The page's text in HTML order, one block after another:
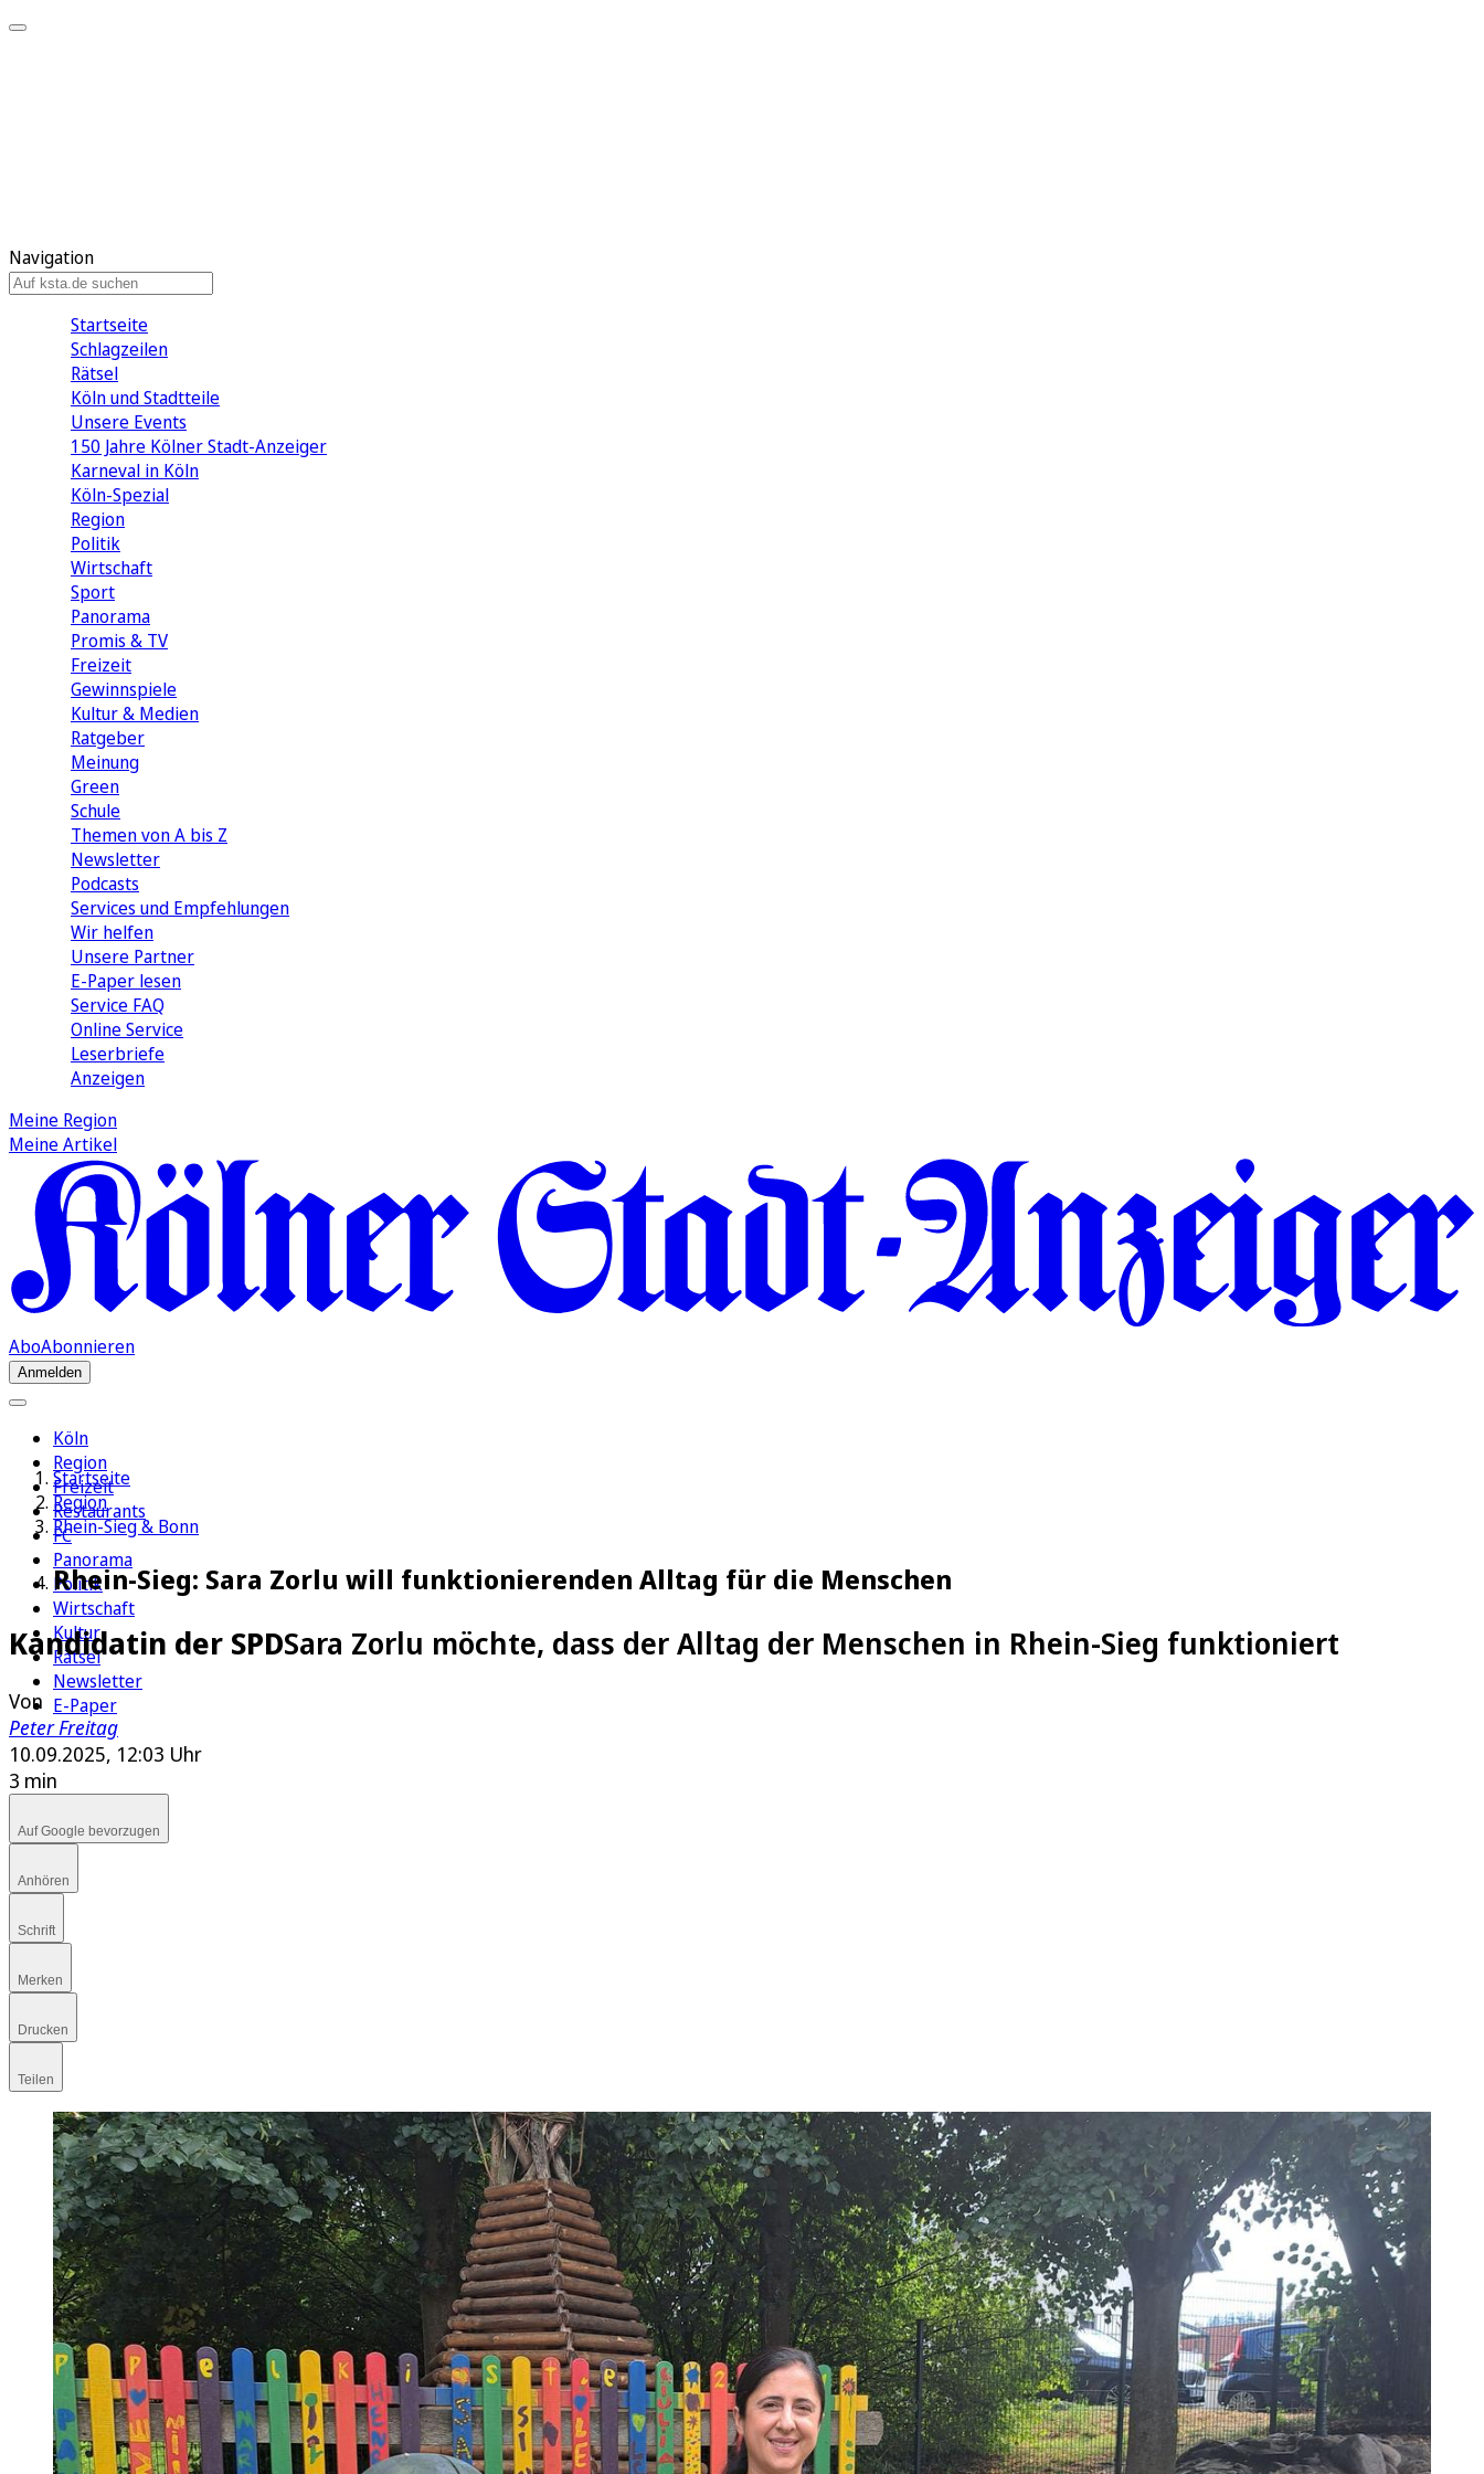
Navigation
Startseite
Schlagzeilen
Rätsel
Köln und Stadtteile
Unsere Events
150 Jahre Kölner Stadt-Anzeiger
Karneval in Köln
Köln-Spezial
Region
Politik
Wirtschaft
Sport
Panorama
Promis & TV
Freizeit
Gewinnspiele
Kultur & Medien
Ratgeber
Meinung
Green
Schule
Themen von A bis Z
Newsletter
Podcasts
Services und Empfehlungen
Wir helfen
Unsere Partner
E-Paper lesen
Service FAQ
Online Service
Leserbriefe
Anzeigen
Meine Region
Meine Artikel
AboAbonnieren
Anmelden
Köln
Region
Freizeit
Restaurants
FC
Panorama
Politik
Wirtschaft
Kultur
Rätsel
Newsletter
E-Paper
Startseite
Region
Rhein-Sieg & Bonn
Rhein-Sieg: Sara Zorlu will funktionierenden Alltag für die Menschen
Kandidatin der SPDSara Zorlu möchte, dass der Alltag der Menschen in Rhein-Sieg funktioniert
Von
Peter Freitag
10.09.2025, 12:03 Uhr
3 min
Auf Google bevorzugen
Anhören
Schrift
Merken
Drucken
Teilen